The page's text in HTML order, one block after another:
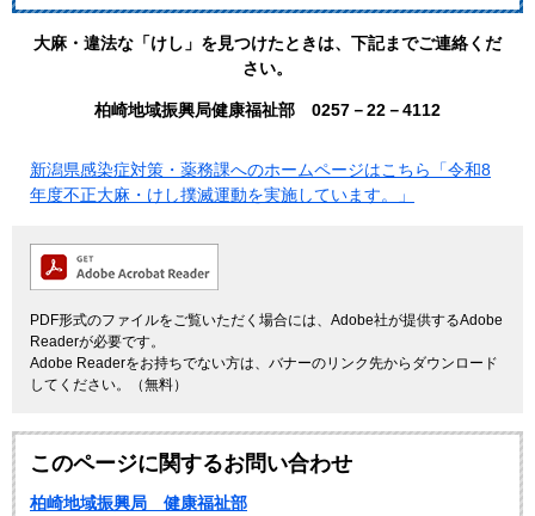
大麻・違法な「けし」を見つけたときは、下記までご連絡くだ
さい。
柏崎地域振興局健康福祉部 0257－22－4112
新潟県感染症対策・薬務課へのホームページはこちら「令和8
年度不正大麻・けし撲滅運動を実施しています。」
PDF形式のファイルをご覧いただく場合には、Adobe社が提供するAdobe
Readerが必要です。
Adobe Readerをお持ちでない方は、バナーのリンク先からダウンロード
してください。（無料）
このページに関するお問い合わせ
柏崎地域振興局 健康福祉部